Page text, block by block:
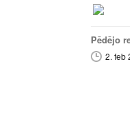
Pēdējo
2. feb